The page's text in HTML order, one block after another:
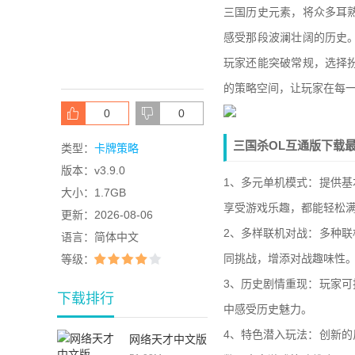
0 0
类型： 卡牌策略
版本： v3.9.0
大小： 1.7GB
更新： 2026-08-06
语言： 简体中文
等级：
下载排行
网络天才中文版
三国历史元素，将众多耳
感受那段波澜壮阔的历史
玩家还能突破常规，选择
的策略空间，让玩家在每
三国杀OL互通版下载
1、多元单机模式：提供
享受游戏乐趣，都能轻松
2、多样联机对战：多种
同挑战，增添对战趣味性
3、历史剧情重现：玩家
中感受历史魅力。
4、特色潜入玩法：创新